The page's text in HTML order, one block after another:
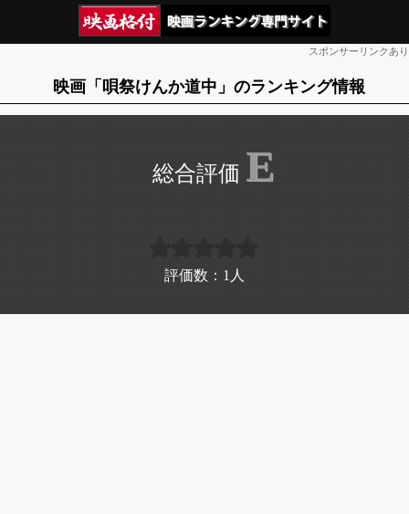
スポンサーリンクあり
映画「唄祭けんか道中」のランキング情報
E
評価数： 1 人